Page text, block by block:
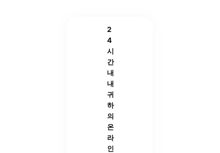
2
4
시
간
내
내
귀
하
의
온
라
인